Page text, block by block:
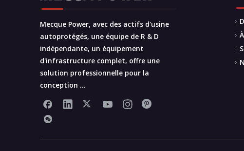
Mecque Power, avec des actifs d'usine
autoprotégés, une équipe de R & D
indépendante, un équipement
d'infrastructure complet, offre une
solution professionnelle pour la
conception ...